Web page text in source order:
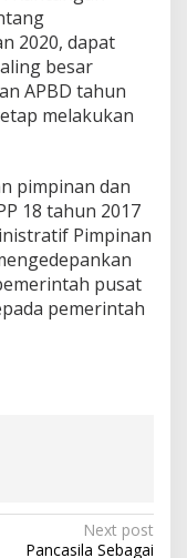
2020, dapat
besar
APBD tahun
melakukan
pimpinan dan
18 tahun 2017
Pimpinan
pusat
pemerintah
Next post
Pancasila Sebagai